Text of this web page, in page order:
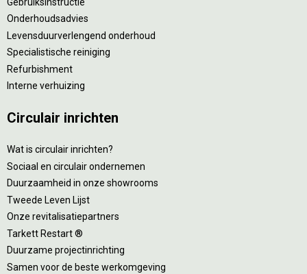
Onderhoudsadvies
Levensduurverlengend onderhoud
Specialistische reiniging
Refurbishment
Interne verhuizing
Circulair inrichten
Wat is circulair inrichten?
Sociaal en circulair ondernemen
Duurzaamheid in onze showrooms
Tweede Leven Lijst
Onze revitalisatiepartners
Tarkett Restart ®
Duurzame projectinrichting
Samen voor de beste werkomgeving